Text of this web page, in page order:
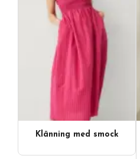
Klänning med smock